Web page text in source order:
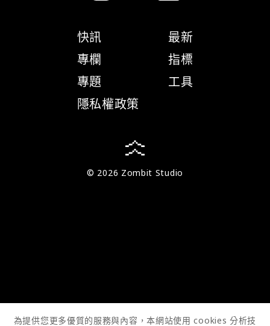
快訊
專欄
專題
隱私權政策
最新
指標
工具
© 2026 Zombit Studio
為提供您更多優質的服務與內容，本網站使用 cookies 分析技